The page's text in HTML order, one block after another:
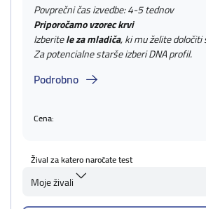
Povprečni čas izvedbe: 4-5 tednov
Priporočamo vzorec krvi
Izberitele za mladiča, ki mu želite
Za potencialne starše izberi DNA profil.
Podrobno
Cena:
Žival za katero naročate test
Moje živali